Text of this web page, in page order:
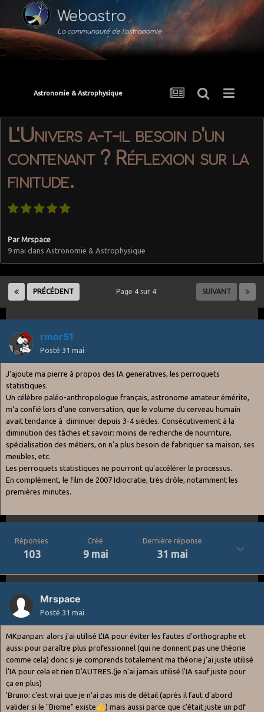
Webastro
La communauté de l'astronomie
Astronomie & Astrophysique
L'Univers a-t-il besoin d'un
contenant ? Réflexion sur la
finitude.
Par Mrspace
9 mai dans Astronomie & Astrophysique
PRÉCÉDENT SUIVANT
Page 4 sur 4
rmor51
Posté 31 mai
J'ajoute ma pierre à propos des IA generatives, les perroquets
statistiques.
Un célèbre paléo-anthropologue français, astronome amateur émérite,
m'a confié lors d'une conversation, que le volume du cerveau humain
avait tendance à diminuer depuis 3-4 siècles. Consécutivement à la
diminution des tâches et savoir: moins de recherche de nourriture,
spécialisation des métiers, on n'a plus besoin de fabriquer sa maison, ses
meubles, etc.
Les perroquets statistiques ne pourront qu'accélérer le processus.
En complément, le film de 2007 Idiocratie, très drôle, notamment les
premières minutes.
Réponses
103
Créé
9 mai
Dernière réponse
31 mai
Mrspace
Posté 31 mai
MKpanpan: alors j'ai utilisé L'IA pour éviter les fautes d'orthographe et
aussi pour paraître plus professionnel (qui ne donnent pas une théorie
comme cela) donc si je comprends totalement ma théorie j'ai juste utilisé
l'IA pour cela et rien D'AUTRES.(je n'ai jamais utilisé l'IA sauf juste pour
ça en plus)
'Bruno: c'est vrai que je n'ai pas mis de détail (après il faut d'abord
valider si le "Biome" existe👍) mais aussi parce que c'était juste un pdf